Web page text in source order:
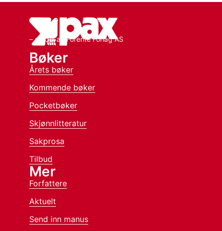
– en del av Forente Forlag AS
Bøker
Årets bøker
Kommende bøker
Pocketbøker
Skjønnlitteratur
Sakprosa
Tilbud
Mer
Forfattere
Aktuelt
Send inn manus